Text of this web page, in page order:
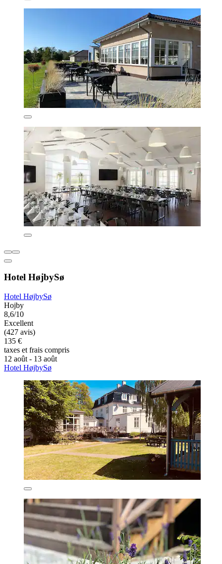
Hotel HøjbySø
Hotel HøjbySø
Hojby
8,6/10
Excellent
(427 avis)
135 €
taxes et frais compris
12 août - 13 août
Hotel HøjbySø